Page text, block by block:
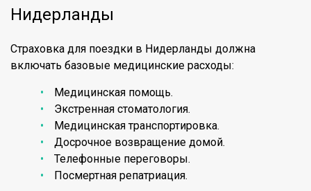
Нидерланды
Страховка для поездки в Нидерланды должна
включать базовые медицинские расходы:
Медицинская помощь.
Экстренная стоматология.
Медицинская транспортировка.
Досрочное возвращение домой.
Телефонные переговоры.
Посмертная репатриация.